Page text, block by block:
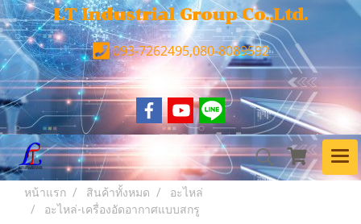
LT Industrial Group Co.,Ltd.
093-7262495,080-8089592
หน้าแรก สินค้าทั้งหมด
อะไหล่
อะไหล่-เครื่องอัดอากาศแบบสกรู